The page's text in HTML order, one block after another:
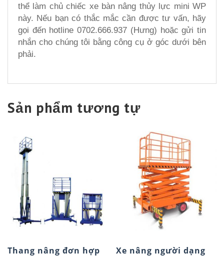
thể làm chủ chiếc xe bàn nâng thủy lực mini WP
này. Nếu bạn có thắc mắc cần được tư vấn, hãy
gọi đến hotline 0702.666.937 (Hưng) hoặc gửi tin
nhắn cho chúng tôi bằng công cụ ở góc dưới bên
phải.
Sản phẩm tương tự
Thang nâng đơn hợp Xe nâng người dạng